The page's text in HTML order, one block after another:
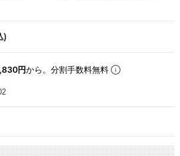
)
円から。分割手数料無料